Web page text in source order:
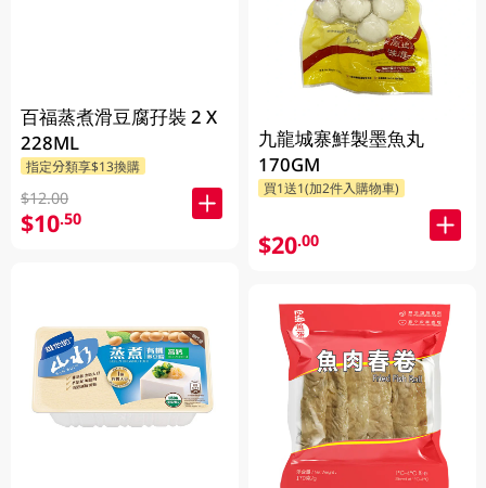
百福蒸煮滑豆腐孖裝 2 X
228ML
指定分類享$13換購
$12.00
$10.50
九龍城寨鮮製墨魚丸
170GM
買1送1(加2件入購物車)
$20.00